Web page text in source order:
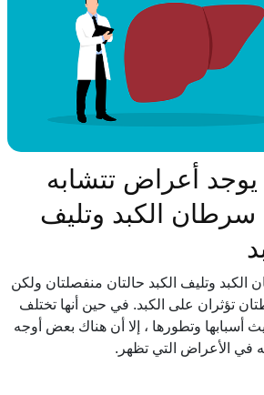
أعراض تتشابه
سرطان الكبد وتليف
الكبد وتليف الكبد حالتان منفصلتان ولكن
تؤثران على الكبد. في حين أنها تختلف
أسبابها وتطورها ، إلا أن هناك بعض أوجه
في الأعراض التي تظهر.